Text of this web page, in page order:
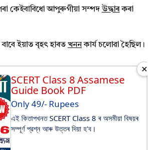
কেইবাবিধো আপুৰুগীয়া সম্পদউদ্ধাৰকৰা
ইয়াত বৃহৎ হাৰত খননকার্য চলোৱা হৈছিল।
SCERT Class 8 Assamese
Guide Book PDF
Only 49/- Rupees
এই কিতাপখনত SCERT Class 8 ৰ অসমীয়া বিষয়ৰ
সম্পূর্ণ প্রশ্ন আৰু উত্তৰ দিয়া হ'ব।
✕